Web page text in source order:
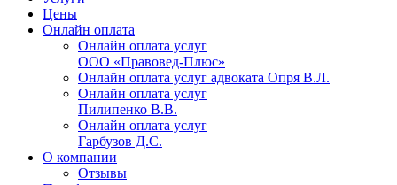
Цены
Онлайн оплата
Онлайн оплата услуг
ООО «Правовед-Плюс»
Онлайн оплата услуг адвоката Опря В.Л.
Онлайн оплата услуг
Пилипенко В.В.
Онлайн оплата услуг
Гарбузов Д.С.
О компании
Отзывы